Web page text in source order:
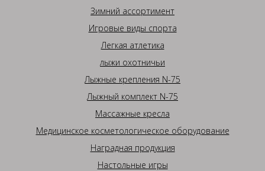
Зимний ассортимент
Игровые виды спорта
Легкая атлетика
лыжи охотничьи
Лыжные крепления N-75
Лыжный комплект N-75
Массажные кресла
Медицинское косметологическое оборудование
Наградная продукция
Настольные игры